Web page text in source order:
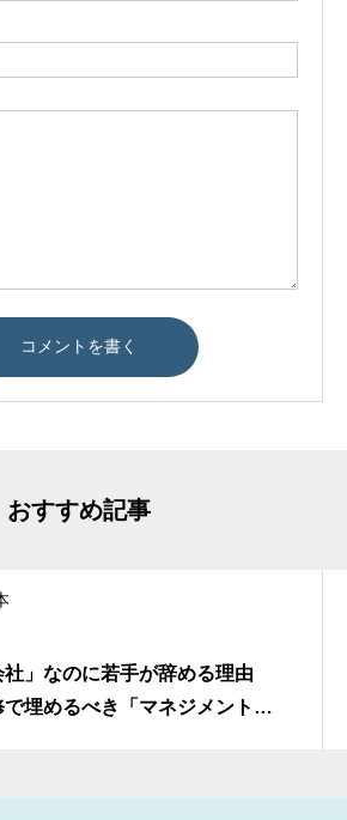
おすすめ記事
社」なのに若手が辞める理由
埋めるべき「マネジメントの